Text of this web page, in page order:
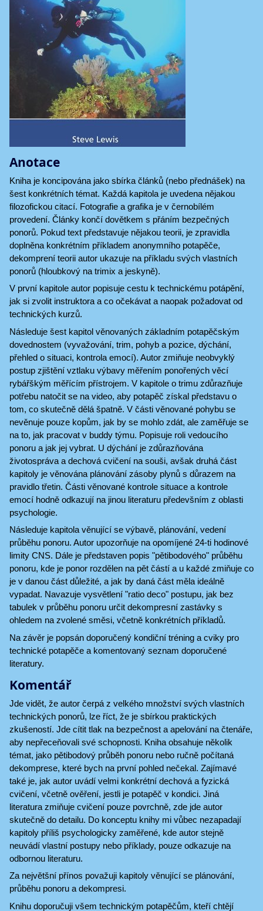
Anotace
Kniha je koncipována jako sbírka článků (nebo přednášek) na
šest konkrétních témat. Každá kapitola je uvedena nějakou
filozofickou citací. Fotografie a grafika je v černobílém
provedení. Články končí dovětkem s přáním bezpečných
ponorů. Pokud text představuje nějakou teorii, je zpravidla
doplněna konkrétním příkladem anonymního potapěče,
dekomprení teorii autor ukazuje na příkladu svých vlastních
ponorů (hloubkový na trimix a jeskyně).
V první kapitole autor popisuje cestu k technickému potápění,
jak si zvolit instruktora a co očekávat a naopak požadovat od
technických kurzů.
Následuje šest kapitol věnovaných základním potapěčským
dovednostem (vyvažování, trim, pohyb a pozice, dýchání,
přehled o situaci, kontrola emocí). Autor zmiňuje neobvyklý
postup zjištění vztlaku výbavy měřením ponořených věcí
rybářškým měřícím přístrojem. V kapitole o trimu zdůrazňuje
potřebu natočit se na video, aby potapěč získal představu o
tom, co skutečně dělá špatně. V části věnované pohybu se
nevěnuje pouze kopům, jak by se mohlo zdát, ale zaměřuje se
na to, jak pracovat v buddy týmu. Popisuje roli vedoucího
ponoru a jak jej vybrat. U dýchání je zdůrazňována
životospráva a dechová cvičení na souši, avšak druhá část
kapitoly je věnována plánování zásoby plynů s důrazem na
pravidlo třetin. Části věnované kontrole situace a kontrole
emocí hodně odkazují na jinou literaturu předevšním z oblasti
psychologie.
Následuje kapitola věnující se výbavě, plánování, vedení
průběhu ponoru. Autor upozorňuje na opomíjené 24-ti hodinové
limity CNS. Dále je představen popis "pětibodového" průběhu
ponoru, kde je ponor rozdělen na pět částí a u každé zmiňuje co
je v danou část důležité, a jak by daná část měla ideálně
vypadat. Navazuje vysvětlení "ratio deco" postupu, jak bez
tabulek v průběhu ponoru určit dekompresní zastávky s
ohledem na zvolené směsi, včetně konkrétních příkladů.
Na závěr je popsán doporučený kondiční tréning a cviky pro
technické potapěče a komentovaný seznam doporučené
literatury.
Komentář
Jde vidět, že autor čerpá z velkého množství svých vlastních
technických ponorů, lze říct, že je sbírkou praktických
zkušeností. Jde cítit tlak na bezpečnost a apelování na čtenáře,
aby nepřeceňovali své schopnosti. Kniha obsahuje několik
témat, jako pětibodový průběh ponoru nebo ručně počítaná
dekomprese, které bych na první pohled nečekal. Zajímavé
také je, jak autor uvádí velmi konkrétní dechová a fyzická
cvičení, včetně ověření, jestli je potapěč v kondici. Jiná
literatura zmiňuje cvičení pouze povrchně, zde jde autor
skutečně do detailu. Do konceptu knihy mi vůbec nezapadají
kapitoly příliš psychologicky zaměřené, kde autor stejně
neuvádí vlastní postupy nebo příklady, pouze odkazuje na
odbornou literaturu.
Za největšní přínos považuji kapitoly věnující se plánování,
průběhu ponoru a dekompresi.
Knihu doporučuji všem technickým potapěčům, kteří chtějí